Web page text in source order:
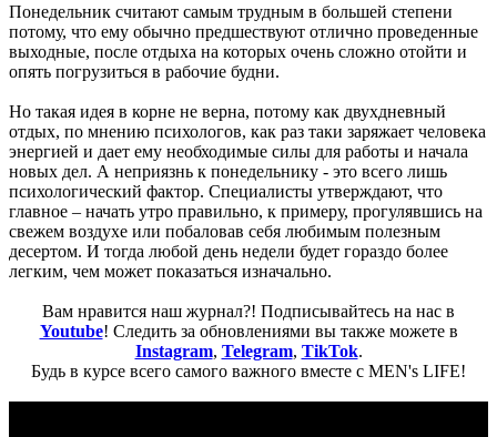
Понедельник считают самым трудным в большей степени
потому, что ему обычно предшествуют отлично проведенные
выходные, после отдыха на которых очень сложно отойти и
опять погрузиться в рабочие будни.
Но такая идея в корне не верна, потому как двухдневный
отдых, по мнению психологов, как раз таки заряжает человека
энергией и дает ему необходимые силы для работы и начала
новых дел. А неприязнь к понедельнику - это всего лишь
психологический фактор. Специалисты утверждают, что
главное – начать утро правильно, к примеру, прогулявшись на
свежем воздухе или побаловав себя любимым полезным
десертом. И тогда любой день недели будет гораздо более
легким, чем может показаться изначально.
Вам нравится наш журнал?! Подписывайтесь на нас в
Youtube! Следить за обновлениями вы также можете в
Instagram, Telegram, TikTok.
Будь в курсе всего самого важного вместе с MEN's LIFE!